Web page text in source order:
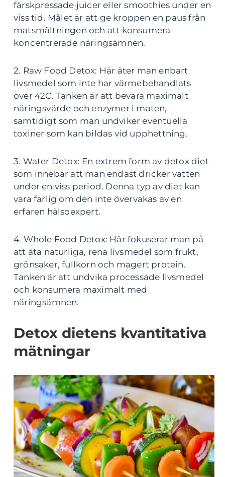
färskpressade juicer eller smoothies under en
viss tid. Målet är att ge kroppen en paus från
matsmältningen och att konsumera
koncentrerade näringsämnen.
2. Raw Food Detox: Här äter man enbart
livsmedel som inte har värmebehandlats
över 42C. Tanken är att bevara maximalt
näringsvärde och enzymer i maten,
samtidigt som man undviker eventuella
toxiner som kan bildas vid upphettning.
3. Water Detox: En extrem form av detox diet
som innebär att man endast dricker vatten
under en viss period. Denna typ av diet kan
vara farlig om den inte övervakas av en
erfaren hälsoexpert.
4. Whole Food Detox: Här fokuserar man på
att äta naturliga, rena livsmedel som frukt,
grönsaker, fullkorn och magert protein.
Tanken är att undvika processade livsmedel
och konsumera maximalt med
näringsämnen.
Detox dietens kvantitativa
mätningar